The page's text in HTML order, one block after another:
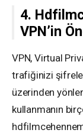
4.
VPN’in
VPN, Virtual
trafiğinizi
üzerinden
kullanmanın